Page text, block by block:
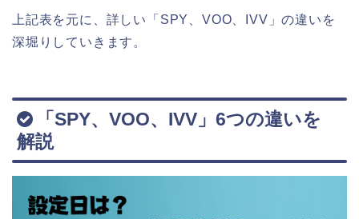
上記表を元に、詳しい「SPY、VOO、IVV」の違いを
深堀りしていきます。
「SPY、VOO、IVV」6つの違いを
解説